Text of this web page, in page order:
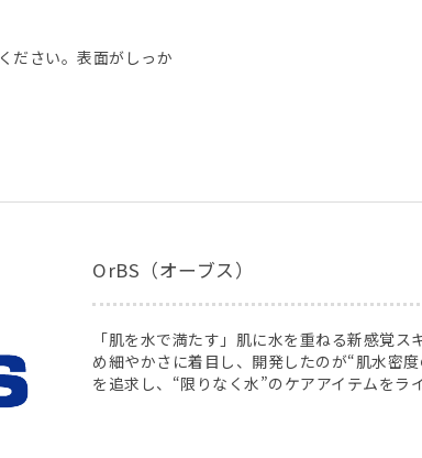
ださい。表面がしっか
OrBS（オーブス）
「肌を水で満たす」肌に水を重ねる新感覚
め細やかさに着目し、開発したのが“肌水密
を追求し、“限りなく水”のケアアイテムをラ